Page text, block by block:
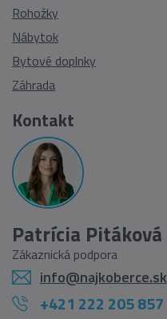
Rohožky
Nábytok
Bytové doplnky
Záhrada
Kontakt
Patrícia Pitáková
Zákaznická podpora
info@najkoberce.sk
+421 222 205 857